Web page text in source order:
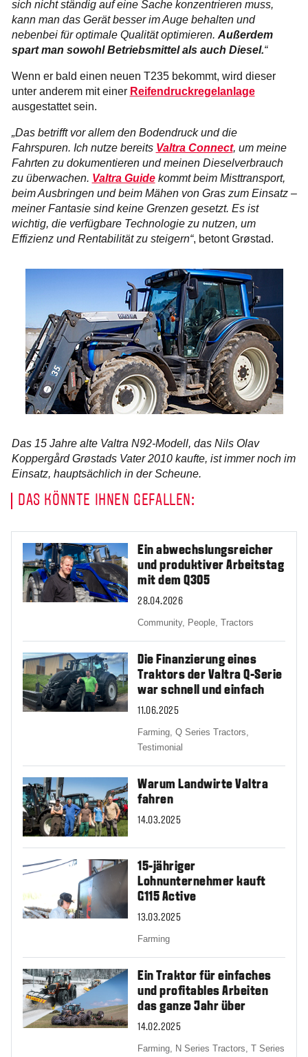
sich nicht ständig auf eine Sache konzentrieren muss,
kann man das Gerät besser im Auge behalten und
nebenbei für optimale Qualität optimieren. Außerdem
spart man sowohl Betriebsmittel als auch Diesel.“
Wenn er bald einen neuen T235 bekommt, wird dieser
unter anderem mit einer Reifendruckregelanlage
ausgestattet sein.
„Das betrifft vor allem den Bodendruck und die
Fahrspuren. Ich nutze bereits Valtra Connect, um meine
Fahrten zu dokumentieren und meinen Dieselverbrauch
zu überwachen. Valtra Guidekommt beim Misttransport,
beim Ausbringen und beim Mähen von Gras zum Einsatz –
meiner Fantasie sind keine Grenzen gesetzt. Es ist
wichtig, die verfügbare Technologie zu nutzen, um
Effizienz und Rentabilität zu steigern“, betont Grøstad.
Das 15 Jahre alte Valtra N92-Modell, das Nils Olav
Koppergård Grøstads Vater 2010 kaufte, ist immer noch im
Einsatz, hauptsächlich in der Scheune.
DAS KÖNNTE IHNEN GEFALLEN:
Ein abwechslungsreicher
und produktiver Arbeitstag
mit dem Q305
28.04.2026
Community, People,Tractors
Die Finanzierung eines
Traktors der Valtra Q-Serie
war schnell und einfach
11.06.2025
Farming,Q Series Tractors,
Testimonial
Warum Landwirte Valtra
fahren
14.03.2025
15-jähriger
Lohnunternehmer kauft
G115 Active
13.03.2025
Farming
Ein Traktor für einfaches
und profitables Arbeiten
das ganze Jahr über
14.02.2025
Farming, N Series Tractors,T Series